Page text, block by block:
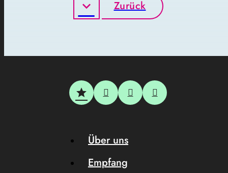
Zurück
Über uns
Empfang